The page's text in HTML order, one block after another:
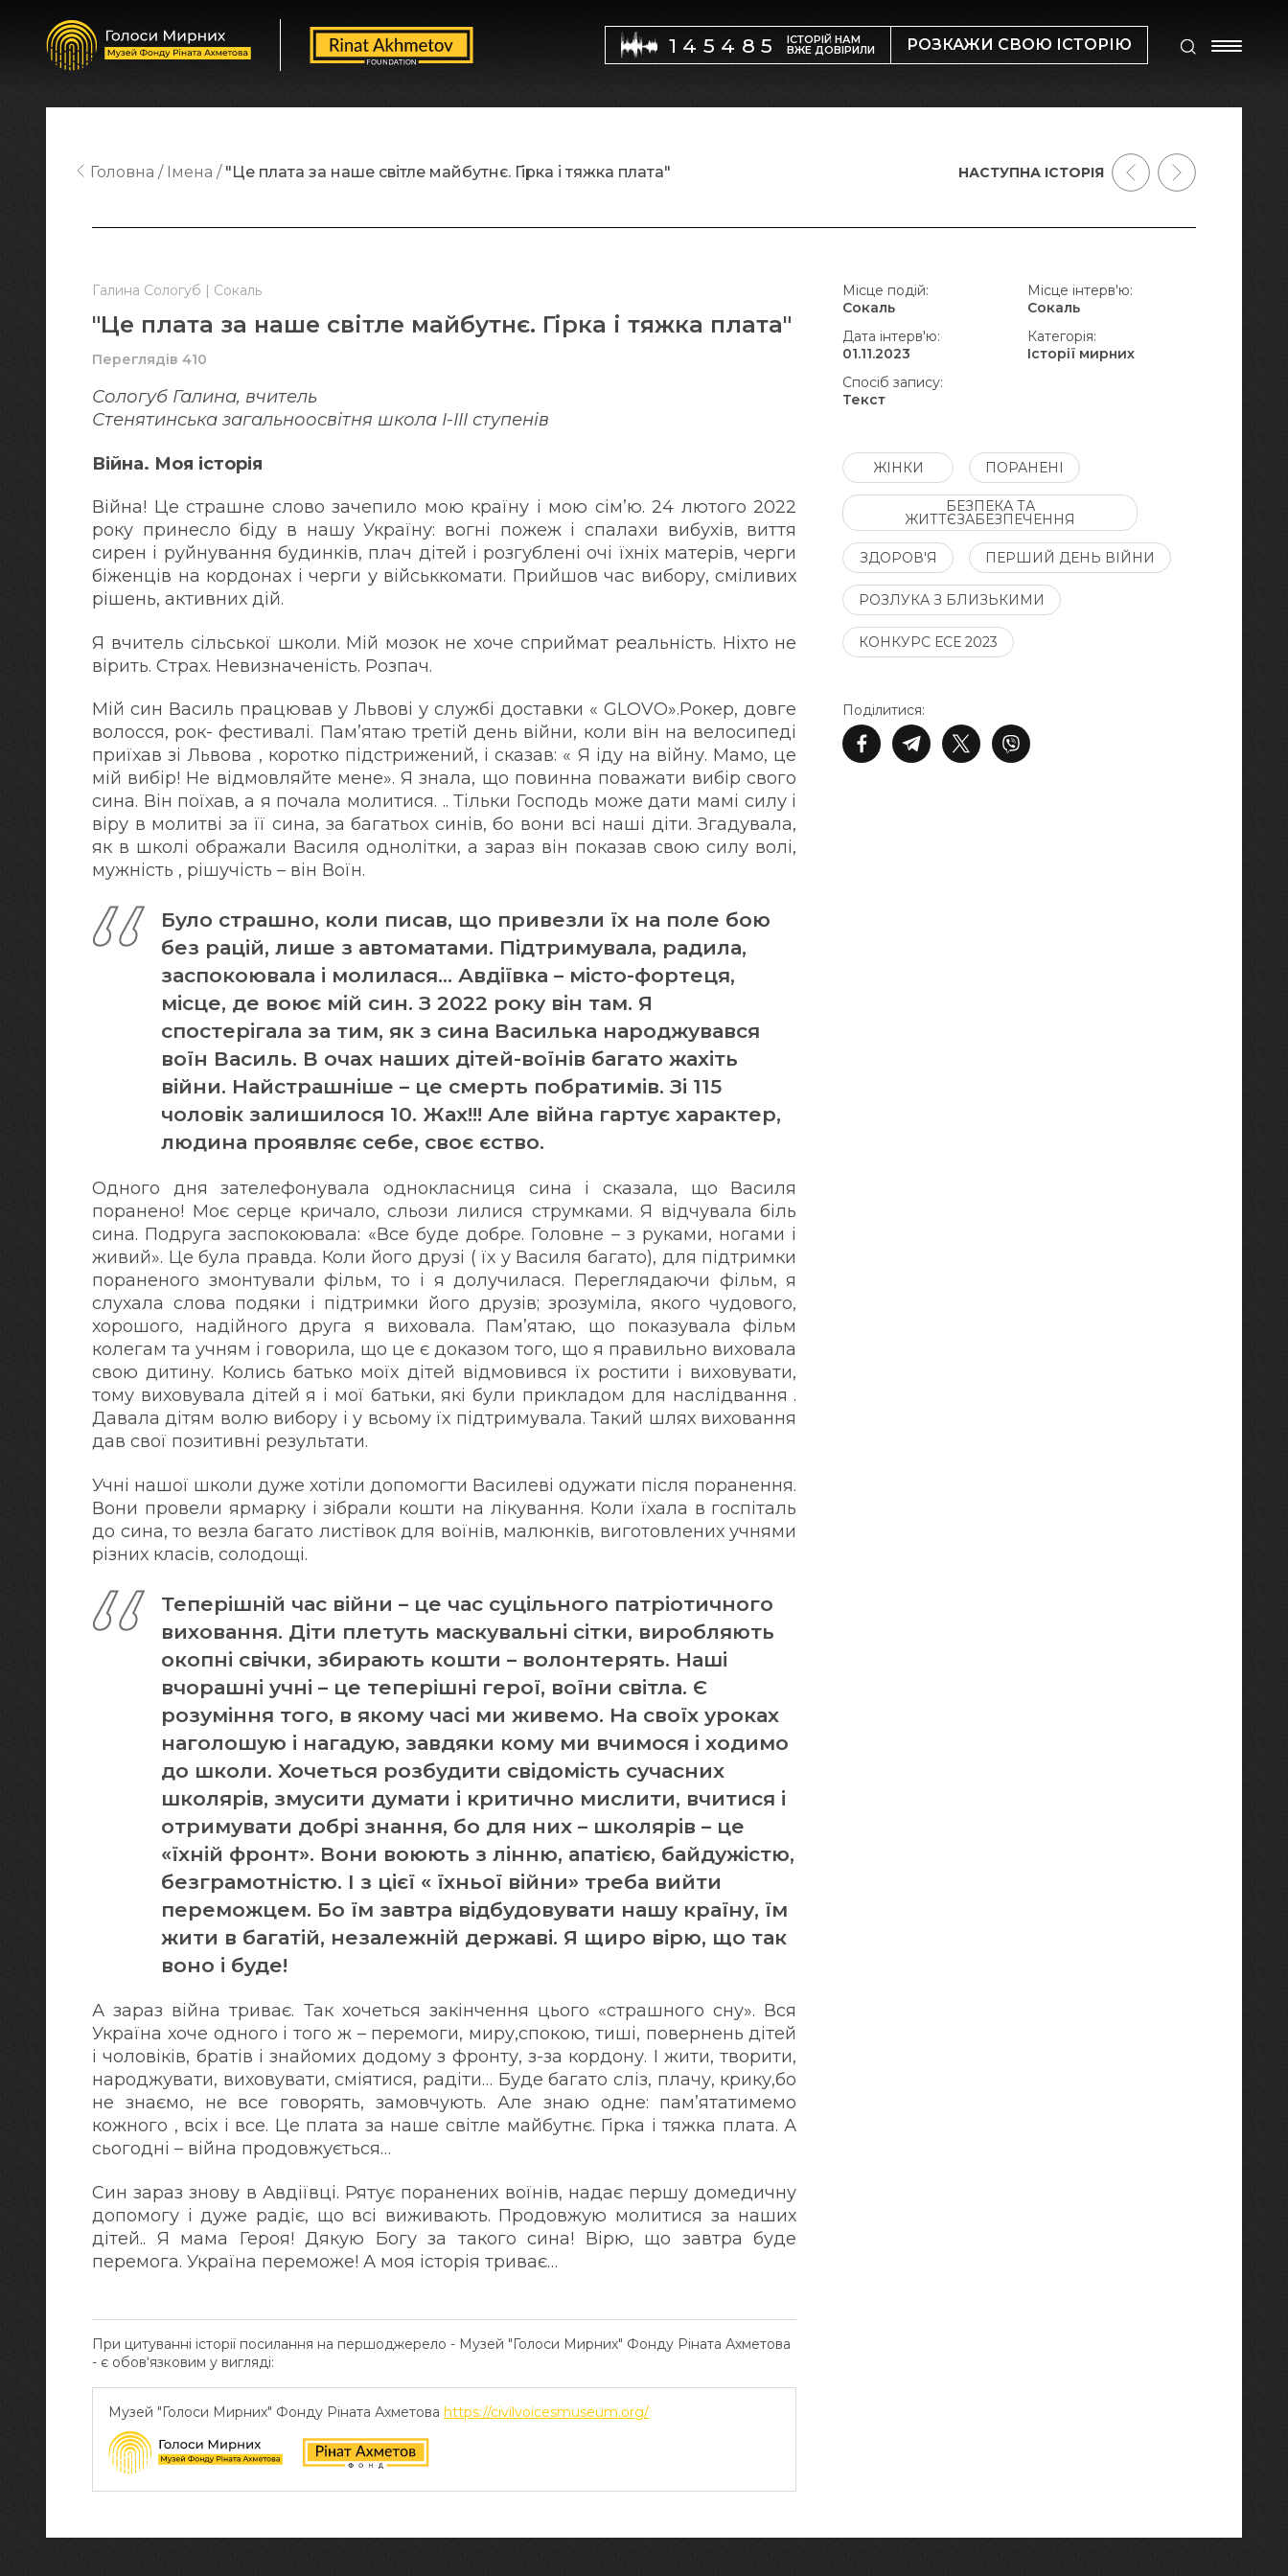
145485 ІСТОРІЙ НАМ
ВЖЕ ДОВІРИЛИ РОЗКАЖИ СВОЮ ІСТОРІЮ
Галина Сологуб | Сокаль
"Це плата за наше світле майбутнє. Гірка і тяжка плата"
Переглядів 410
Сологуб Галина, вчитель
Стенятинська загальноосвітня школа І-ІІІ ступенів
Війна. Моя історія
Війна! Це страшне слово зачепило мою країну і мою сім’ю. 24 лютого 2022
року принесло біду в нашу Україну: вогні пожеж і спалахи вибухів, виття
сирен і руйнування будинків, плач дітей і розгублені очі їхніх матерів, черги
біженців на кордонах і черги у військкомати. Прийшов час вибору, сміливих
рішень, активних дій.
Я вчитель сільської школи. Мій мозок не хоче сприймат реальність. Ніхто не
вірить. Страх. Невизначеність. Розпач.
Мій син Василь працював у Львові у службі доставки « GLOVO».Рокер, довге
волосся, рок- фестивалі. Пам’ятаю третій день війни, коли він на велосипеді
приїхав зі Львова , коротко підстрижений, і сказав: « Я іду на війну. Мамо, це
мій вибір! Не відмовляйте мене». Я знала, що повинна поважати вибір свого
сина. Він поїхав, а я почала молитися. .. Тільки Господь може дати мамі силу і
віру в молитві за її сина, за багатьох синів, бо вони всі наші діти. Згадувала,
як в школі ображали Василя однолітки, а зараз він показав свою силу волі,
мужність , рішучість – він Воїн.
Було страшно, коли писав, що привезли їх на поле бою
без рацій, лише з автоматами. Підтримувала, радила,
заспокоювала і молилася… Авдіївка – місто-фортеця,
місце, де воює мій син. З 2022 року він там. Я
спостерігала за тим, як з сина Василька народжувався
воїн Василь. В очах наших дітей-воїнів багато жахіть
війни. Найстрашніше – це смерть побратимів. Зі 115
чоловік залишилося 10. Жах!!! Але війна гартує характер,
людина проявляє себе, своє єство.
Одного дня зателефонувала однокласниця сина і сказала, що Василя
поранено! Моє серце кричало, сльози лилися струмками. Я відчувала біль
сина. Подруга заспокоювала: «Все буде добре. Головне – з руками, ногами і
живий». Це була правда. Коли його друзі ( їх у Василя багато), для підтримки
пораненого змонтували фільм, то і я долучилася. Переглядаючи фільм, я
слухала слова подяки і підтримки його друзів; зрозуміла, якого чудового,
хорошого, надійного друга я виховала. Пам’ятаю, що показувала фільм
колегам та учням і говорила, що це є доказом того, що я правильно виховала
свою дитину. Колись батько моїх дітей відмовився їх ростити і виховувати,
тому виховувала дітей я і мої батьки, які були прикладом для наслідвання .
Давала дітям волю вибору і у всьому їх підтримувала. Такий шлях виховання
дав свої позитивні результати.
Учні нашої школи дуже хотіли допомогти Василеві одужати після поранення.
Вони провели ярмарку і зібрали кошти на лікування. Коли їхала в госпіталь
до сина, то везла багато листівок для воїнів, малюнків, виготовлених учнями
різних класів, солодощі.
Теперішній час війни – це час суцільного патріотичного
виховання. Діти плетуть маскувальні сітки, виробляють
окопні свічки, збирають кошти – волонтерять. Наші
вчорашні учні – це теперішні герої, воїни світла. Є
розуміння того, в якому часі ми живемо. На своїх уроках
наголошую і нагадую, завдяки кому ми вчимося і ходимо
до школи. Хочеться розбудити свідомість сучасних
школярів, змусити думати і критично мислити, вчитися і
отримувати добрі знання, бо для них – школярів – це
«їхній фронт». Вони воюють з лінню, апатією, байдужістю,
безграмотністю. І з цієї « їхньої війни» треба вийти
переможцем. Бо їм завтра відбудовувати нашу країну, їм
жити в багатій, незалежній державі. Я щиро вірю, що так
воно і буде!
А зараз війна триває. Так хочеться закінчення цього «страшного сну». Вся
Україна хоче одного і того ж – перемоги, миру,спокою, тиші, повернень дітей
і чоловіків, братів і знайомих додому з фронту, з-за кордону. І жити, творити,
народжувати, виховувати, сміятися, радіти… Буде багато сліз, плачу, крику,бо
не знаємо, не все говорять, замовчують. Але знаю одне: пам’ятатимемо
кожного , всіх і все. Це плата за наше світле майбутнє. Гірка і тяжка плата. А
сьогодні – війна продовжується…
Син зараз знову в Авдіївці. Рятує поранених воїнів, надає першу домедичну
допомогу і дуже радіє, що всі виживають. Продовжую молитися за наших
дітей.. Я мама Героя! Дякую Богу за такого сина! Вірю, що завтра буде
перемога. Україна переможе! А моя історія триває…
При цитуванні історії посилання на першоджерело - Музей "Голоси Мирних" Фонду Ріната Ахметова
- є обов‘язковим у вигляді:
Музей "Голоси Мирних" Фонду Ріната Ахметова https://civilvoicesmuseum.org/
Головна Імена "Це плата за наше світле майбутнє. Гірка і тяжка плата"
Поділитися:
Місце подій:
Сокаль
Місце інтерв'ю:
Сокаль
Дата інтерв'ю:
01.11.2023
Категорія:
Історії мирних
Спосіб запису:
Текст
ЖІНКИ ПОРАНЕНІ
БЕЗПЕКА ТА
ЖИТТЄЗАБЕЗПЕЧЕННЯ
ЗДОРОВ'Я ПЕРШИЙ ДЕНЬ ВІЙНИ
РОЗЛУКА З БЛИЗЬКИМИ
КОНКУРС ЕСЕ 2023
НАСТУПНА ІСТОРІЯ